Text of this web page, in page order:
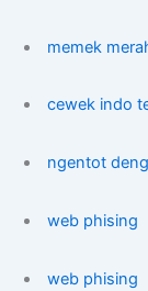
memek
cewek indo
ngentot
web phising
web phising